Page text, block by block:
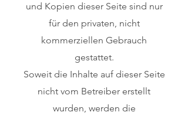
und Kopien dieser Seite sind nur
für den privaten, nicht
kommerziellen Gebrauch
gestattet.
Soweit die Inhalte auf dieser Seite
nicht vom Betreiber erstellt
wurden, werden die